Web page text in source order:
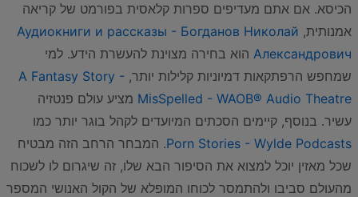
הכיסא. אם אתם מעדיפים ספרות קלאסית בפורמט של קריאה
אמנותית, Аудиокниги и рассказы - Богданов Николай
Александрович הוא בחירה מצוינת להעשרת הידע. למי
שמחפש הרפתקאות דמיוניות קלילות יותר, A Fantasy Story -
MisSpelled - WAOB® Audio Theatre מציע עולם פנטזיה
עשיר. בנוסף, קיימים הסכתים המיועדים לקהל בוגר יותר כמו
Porn Stories - Wylde Podcasts. המבחר הרחב הזה מבטיח
שכל מאזין יוכל למצוא את הסיפור הבא שלו, זה שיגרום לו לשכוח
מהעולם סביבו ולהתמסר לכוחו המופלא של הקול האנושי המספר